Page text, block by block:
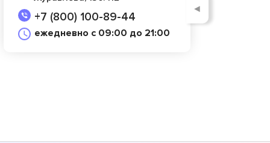
+7 (800) 100-89-44
ежедневно с 09:00 до 21:00
◄